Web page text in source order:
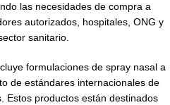
las necesidades de compra a
autorizados, hospitales, ONG y
sanitario.
formulaciones de spray nasal a
de estándares internacionales de
Estos productos están destinados